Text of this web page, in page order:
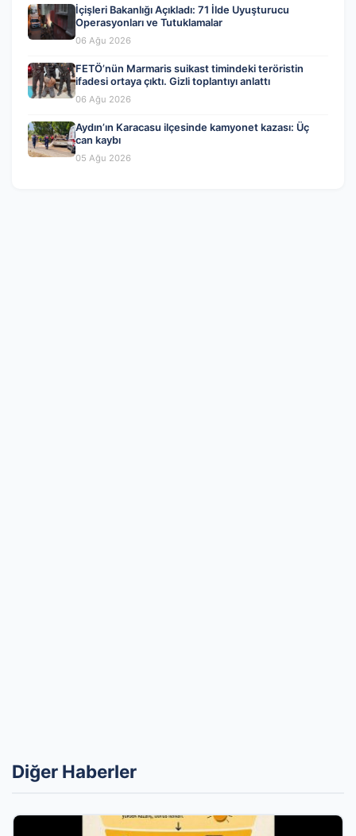
İçişleri Bakanlığı Açıkladı: 71 İlde Uyuşturucu
Operasyonları ve Tutuklamalar
06 Ağu 2026
FETÖ’nün Marmaris suikast timindeki teröristin
ifadesi ortaya çıktı. Gizli toplantıyı anlattı
06 Ağu 2026
Aydın’ın Karacasu ilçesinde kamyonet kazası: Üç
can kaybı
05 Ağu 2026
Diğer Haberler